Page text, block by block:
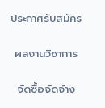
ประกาศรับสมัคร
ผลงานวิชาการ
จัดซื้อจัดจ้าง